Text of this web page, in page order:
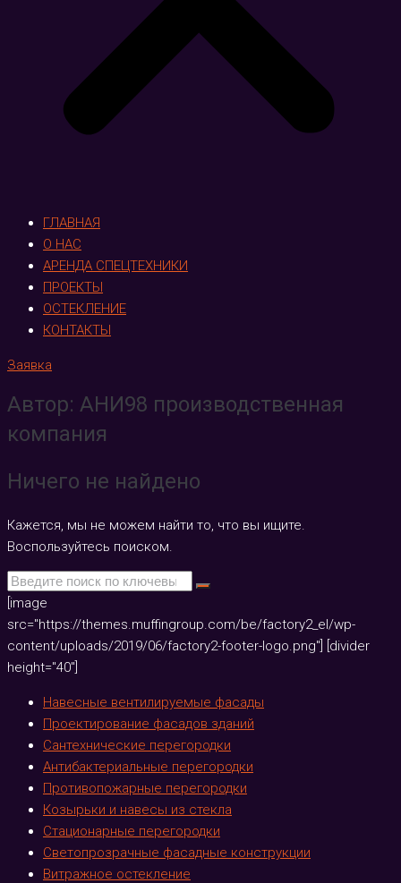
ГЛАВНАЯ
О НАС
АРЕНДА СПЕЦТЕХНИКИ
ПРОЕКТЫ
ОСТЕКЛЕНИЕ
КОНТАКТЫ
Заявка
Автор: АНИ98 производственная
компания
Ничего не найдено
Кажется, мы не можем найти то, что вы ищите.
Воспользуйтесь поиском.
[image
src="https://themes.muffingroup.com/be/factory2_el/wp-
content/uploads/2019/06/factory2-footer-logo.png"] [divider
height="40"]
Навесные вентилируемые фасады
Проектирование фасадов зданий
Сантехнические перегородки
Антибактериальные перегородки
Противопожарные перегородки
Козырьки и навесы из стекла
Стационарные перегородки
Светопрозрачные фасадные конструкции
Витражное остекление